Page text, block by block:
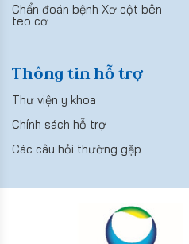
Chẩn đoán bệnh Xơ cột bên
teo cơ
Thông tin hỗ trợ
Thư viện y khoa
Chính sách hỗ trợ
Các câu hỏi thường gặp